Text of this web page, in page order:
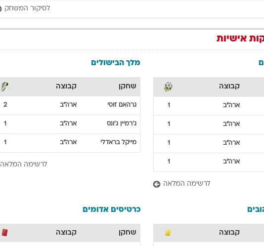
לסיקור המשחק
אישיות
קבוצה
ארה"ב 1
ארה"ב 1
ארה"ב 1
ארה"ב 1
לרשימה המלאה
מלך הבישולים
שחקן קבוצה
גרהאם זוסי ארה"ב 2
ג'רמיין ג'ונס ארה"ב 1
מייקל בראדלי ארה"ב 1
לרשימה המלאה
קבוצה
כרטיסים אדומים
שחקן קבוצה